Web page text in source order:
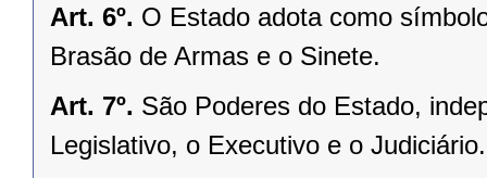
Art. 6º. O Estado adota como
Brasão de Armas e o Sinete.
Art. 7º. São Poderes do Estado,
Legislativo, o Executivo e o Judiciário.